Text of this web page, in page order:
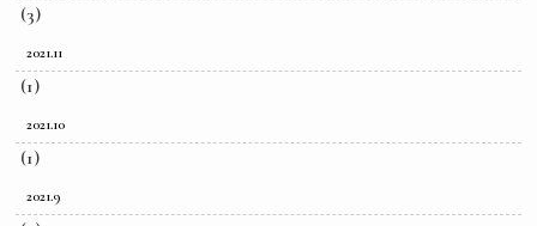
(3)
2021.11
(1)
2021.10
(1)
2021.9